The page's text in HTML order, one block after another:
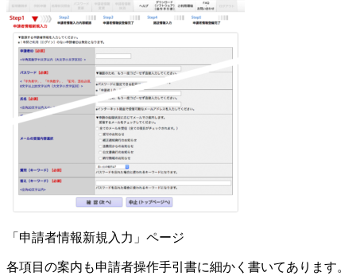
「申請者情報新規入力」ページ
各項目の案内も申請者操作手引書に細かく書いてあります。